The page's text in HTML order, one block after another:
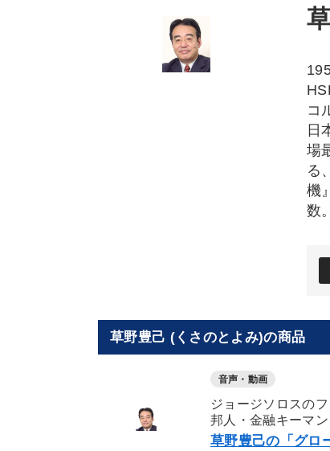
コ
日
場
る
機
数。
草野豊己 (くさのとよみ)の商品
音声・動画
ジョージソロスの
邦人・金融キーマン
草野豊己の「グロ